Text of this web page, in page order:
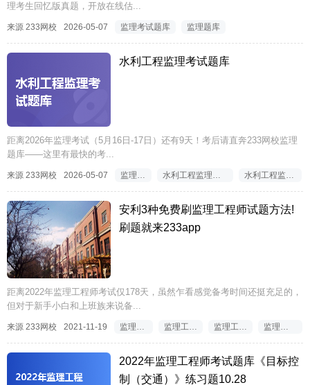
理考生回忆版真题，开放在线估...
来源 233网校 2026-05-07 监理考试题库 监理题库
水利工程监理考试题库
距离2026年监理考试（5月16日-17日）还有9天！考后请直奔233网校监理
题库——这里有最快的考...
来源 233网校 2026-05-07 水利工程监理题库
安利3种免费刷监理工程师试题方法!
刷题就来233app
距离2022年监理工程师考试仅178天，虽然乍看感觉备考时间还挺充足的，
但对于新手小白和上班族来说备...
来源 233网校 2021-11-19 监理工程师考试题库 监理工程师考试免费题库 监理工程师考试刷题软件 监理工程师考试刷题app
2022年监理工程师考试题库《目标控
制（交通）》练习题10.28